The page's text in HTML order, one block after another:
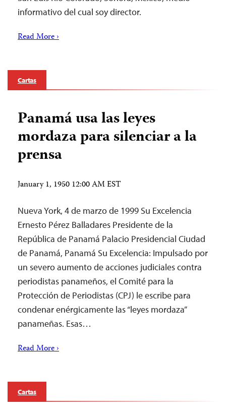
informativo del cual soy director.
Read More ›
Cartas
Panamá usa las leyes
mordaza para silenciar a la
prensa
January 1, 1950 12:00 AM EST
Nueva York, 4 de marzo de 1999 Su Excelencia
Ernesto Pérez Balladares Presidente de la
República de Panamá Palacio Presidencial Ciudad
de Panamá, Panamá Su Excelencia: Impulsado por
un severo aumento de acciones judiciales contra
periodistas panameños, el Comité para la
Protección de Periodistas (CPJ) le escribe para
condenar enérgicamente las “leyes mordaza”
panameñas. Esas…
Read More ›
Cartas